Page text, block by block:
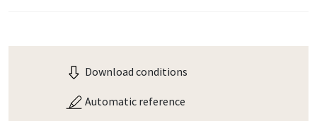
Download conditions
Automatic reference